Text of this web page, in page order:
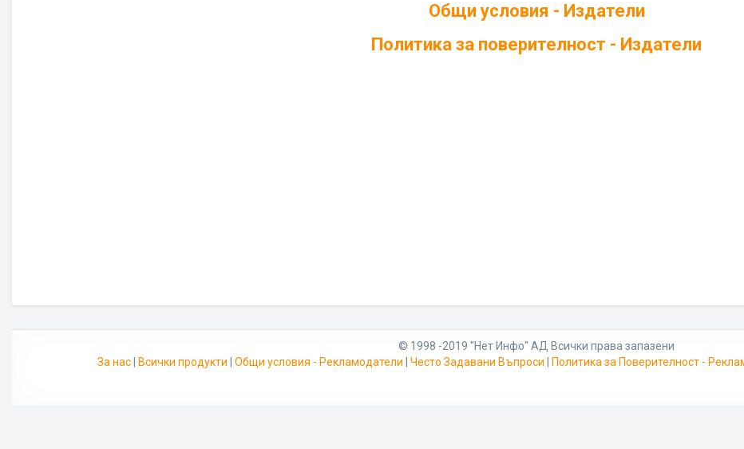
Общи условия - Издатели
Политика за поверителност - Издатели
© 1998 -2019 "Нет Инфо" АД Всички права запазени
За нас| Всички продукти Общи условия - Рекламодатели Често Задавани Въпроси Политика за Поверителност -